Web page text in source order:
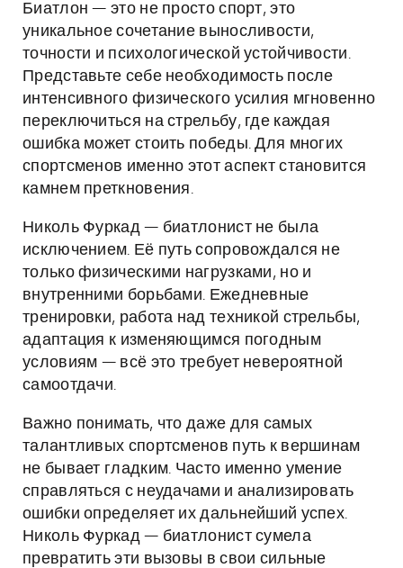
Биатлон — это не просто спорт, это
уникальное сочетание выносливости,
точности и психологической устойчивости.
Представьте себе необходимость после
интенсивного физического усилия мгновенно
переключиться на стрельбу, где каждая
ошибка может стоить победы. Для многих
спортсменов именно этот аспект становится
камнем преткновения.
Николь Фуркад — биатлонист не была
исключением. Её путь сопровождался не
только физическими нагрузками, но и
внутренними борьбами. Ежедневные
тренировки, работа над техникой стрельбы,
адаптация к изменяющимся погодным
условиям — всё это требует невероятной
самоотдачи.
Важно понимать, что даже для самых
талантливых спортсменов путь к вершинам
не бывает гладким. Часто именно умение
справляться с неудачами и анализировать
ошибки определяет их дальнейший успех.
Николь Фуркад — биатлонист сумела
превратить эти вызовы в свои сильные